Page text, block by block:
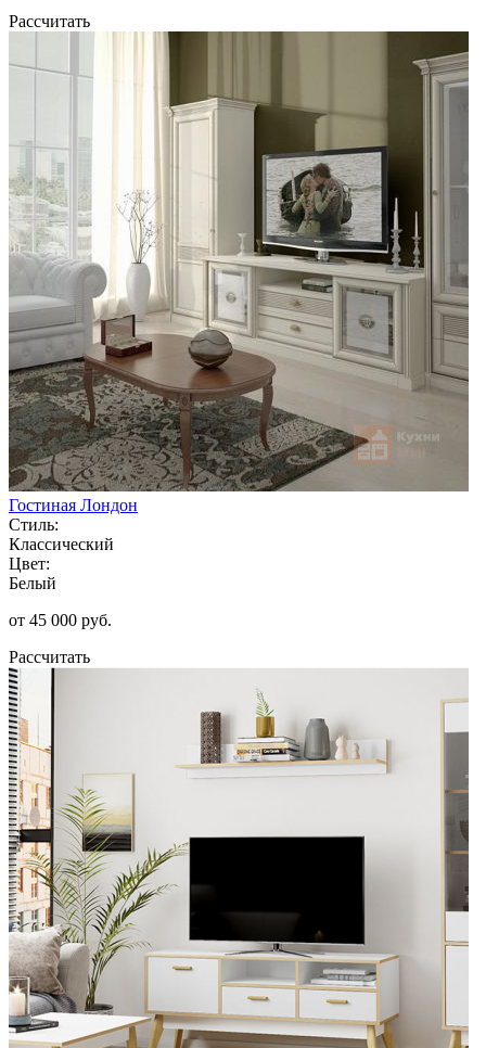
Рассчитать
Гостиная Лондон
Стиль:
Классический
Цвет:
Белый
от 45 000 руб.
Рассчитать